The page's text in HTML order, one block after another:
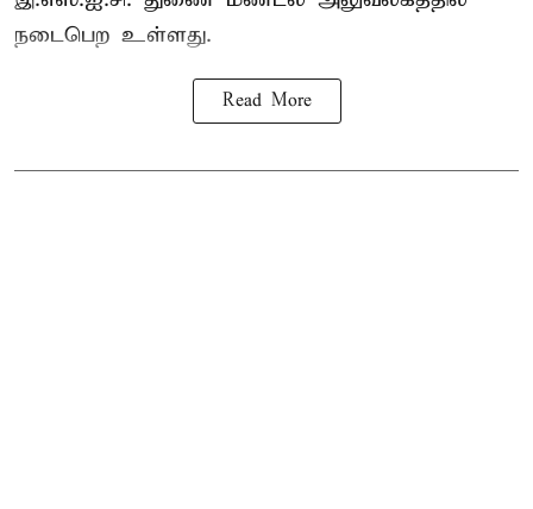
நடைபெற உள்ளது.
Read More